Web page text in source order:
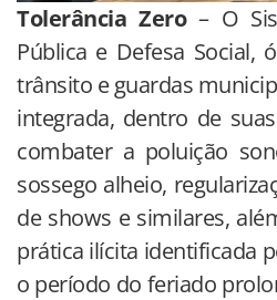
Tolerância Zero – O
Pública e Defesa Social,
trânsito e guardas
integrada, dentro de
combater a poluição
sossego alheio,
de shows e similares,
prática ilícita identificada
o período do feriado